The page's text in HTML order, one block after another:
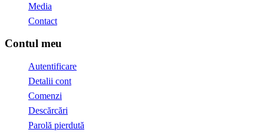
Media
Contact
Contul meu
Autentificare
Detalii cont
Comenzi
Descărcări
Parolă pierdută